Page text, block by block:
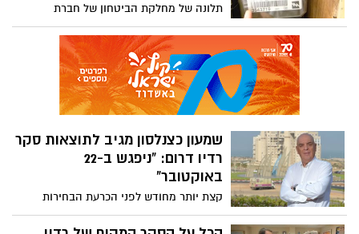
תלונה של מחלקת הביטחון של חברת
החשמל, על גניבת חשמל בהיקף חסר תקדים,
הובילה לחקירה מקיפה של ימ"ר לכיש נגד
חברת ניהול ואחזקת מבנים שפועלת באשדוד
והסביבה. שני שותפים בחברה נעצרו וצו
איסור פרסום הוטל על פרטי החברה
והחשודים
שמעון כצנלסון מגיב לתוצאות סקר
רדיו דרום: "ניפגש ב-22
באוקטובר"
קצת יותר מחודש לפני הכרעת הבחירות
המקומיות ולנוכח הפרסומים אודות סקרים
שונים אשר מנבאים לכאורה את תוצאות